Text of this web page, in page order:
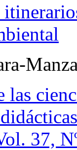
las
37,